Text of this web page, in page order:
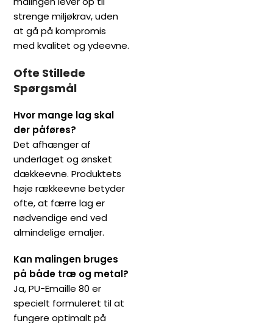
strenge miljøkrav, uden
at gå på kompromis
med kvalitet og ydeevne.
Ofte Stillede
Spørgsmål
Hvor mange lag skal
der påføres?
Det afhænger af
underlaget og ønsket
dækkeevne. Produktets
høje rækkeevne betyder
ofte, at færre lag er
nødvendige end ved
almindelige emaljer.
Kan malingen bruges
på både træ og metal?
Ja, PU-Emaille 80 er
specielt formuleret til at
fungere optimalt på